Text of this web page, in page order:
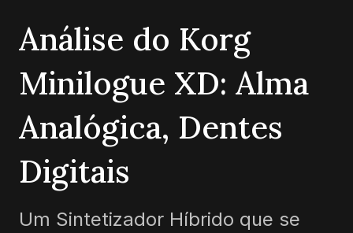
Análise do Korg
Minilogue XD: Alma
Analógica, Dentes
Digitais
Um Sintetizador Híbrido que se